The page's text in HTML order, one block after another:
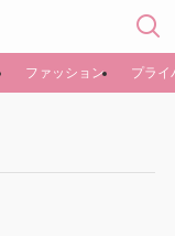
ファッション プライ